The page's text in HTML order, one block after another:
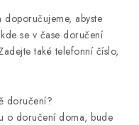
abyste
se v čase doručení
také telefonní číslo,
doručení?
o doručení doma, bude